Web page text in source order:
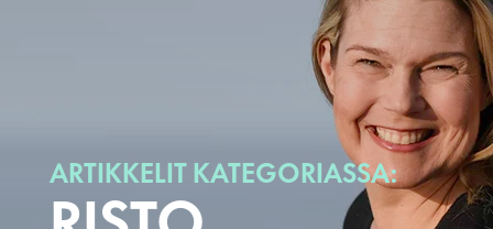
ARTIKKELIT KATEGORIASSA: